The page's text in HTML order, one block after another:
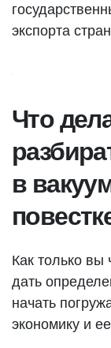
экспорта
Что
в
Как только вы
дать
начать
экономику и